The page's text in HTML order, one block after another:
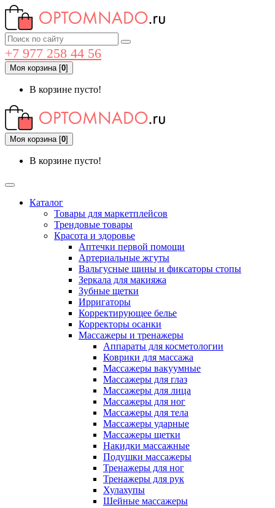
+7 977 258 44 56
Моя корзина[0]
В корзине пусто!
Моя корзина[0]
В корзине пусто!
Каталог
Товары для маркетплейсов
Трендовые товары
Красота и здоровье
Аптечки первой помощи
Артериальные жгуты
Вальгусные шины и фиксаторы стопы
Зеркала для макияжа
Зубные щетки
Ирригаторы
Корректирующее белье
Корректоры осанки
Массажеры и тренажеры
Аппараты для косметологии
Коврики для массажа
Массажеры вакуумные
Массажеры для глаз
Массажеры для лица
Массажеры для ног
Массажеры для тела
Массажеры ударные
Массажеры щетки
Накидки массажные
Подушки массажеры
Тренажеры для ног
Тренажеры для рук
Хулахупы
Шейные массажеры